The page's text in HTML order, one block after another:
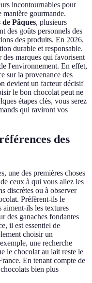
incontournables pour
manière gourmande.
Pâques, plusieurs
des goûts personnels des
des produits. En 2026,
durable et responsable.
marques qui favorisent
l'environnement. En effet,
sur la provenance des
devient un facteur décisif
le bon chocolat peut ne
étapes clés, vous serez
qui raviront vos
des
une des premières choses
ceux à qui vous allez les
discrètes ou à observer
Préfèrent-ils le
ils les textures
des ganaches fondantes
il est essentiel de
choisir un
une recherche
le chocolat au lait reste le
En tenant compte de
bien plus